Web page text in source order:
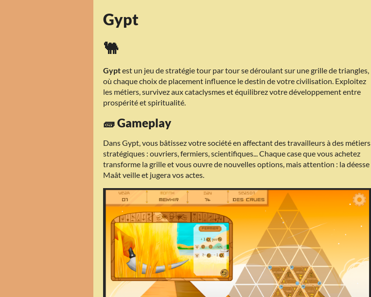
Gypt
🐫
Gyptest un jeu de stratégie tour par tour se déroulant sur une grille de triangles,
où chaque choix de placement influence le destin de votre civilisation. Exploitez
les métiers, survivez aux cataclysmes et équilibrez votre développement entre
prospérité et spiritualité.
🧱 Gameplay
Dans Gypt, vous bâtissez votre société en affectant des travailleurs à des métiers
stratégiques : ouvriers, fermiers, scientifiques... Chaque case que vous achetez
transforme la grille et vous ouvre de nouvelles options, mais attention : la déesse
Maât veille et jugera vos actes.